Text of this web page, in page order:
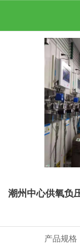
潮州中心供氧负
产品规格